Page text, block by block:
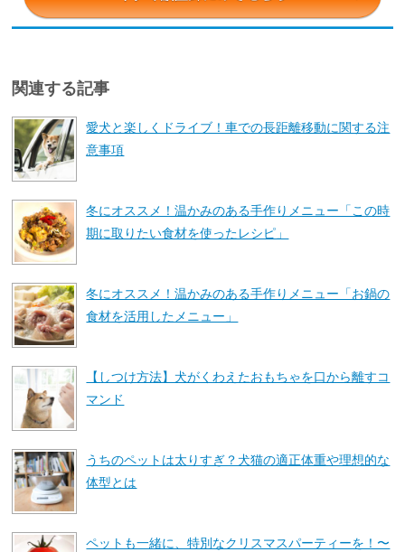
関連する記事
愛犬と楽しくドライブ！車での長距離移動に関する注
意事項
冬にオススメ！温かみのある手作りメニュー「この時
期に取りたい食材を使ったレシピ」
冬にオススメ！温かみのある手作りメニュー「お鍋の
食材を活用したメニュー」
【しつけ方法】犬がくわえたおもちゃを口から離すコ
マンド
うちのペットは太りすぎ？犬猫の適正体重や理想的な
体型とは
ペットも一緒に、特別なクリスマスパーティーを！〜